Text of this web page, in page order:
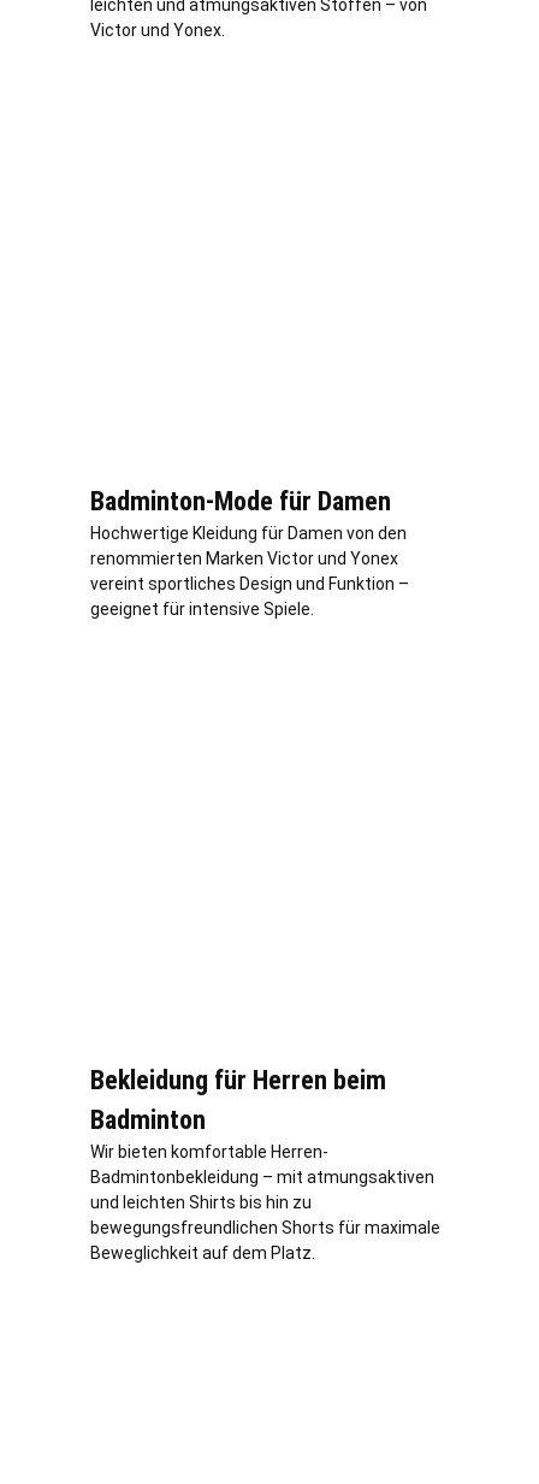
leichten und atmungsaktiven Stoffen – von
Victor und Yonex.
Badminton-Mode für Damen
Hochwertige Kleidung für Damen von den
renommierten Marken Victor und Yonex
vereint sportliches Design und Funktion –
geeignet für intensive Spiele.
Bekleidung für Herren beim
Badminton
Wir bieten komfortable Herren-
Badmintonbekleidung – mit atmungsaktiven
und leichten Shirts bis hin zu
bewegungsfreundlichen Shorts für maximale
Beweglichkeit auf dem Platz.